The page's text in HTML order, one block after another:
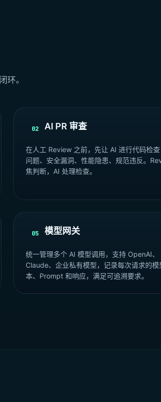
环。
02 AI PR 审查
在人工 Review 之前，先让 AI 进行代码检
问题、安全漏洞、性能隐患、规范违反。
焦判断，AI 处理检查。
05 模型网关
统一管理多个 AI 模型调用，支持 OpenAI、
Claude、企业私有模型，记录每次请求的模
本、Prompt 和响应，满足可追溯要求。